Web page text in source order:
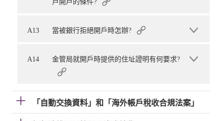
戶開戶的條件?
A13 當被銀行拒絕開戶時怎辦?
A14 金管局就開戶時提供的住址證明有何要求?
「自動交換資料」和「海外帳戶稅收合規法案」